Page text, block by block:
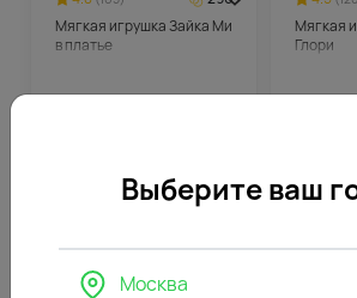
Мягкая игрушка Зайка Ми
в платье
5912₽
Мягкая
Глори
7082
Выберите ваш
Москва